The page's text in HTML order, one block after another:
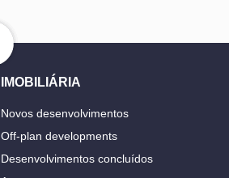
IMOBILIÁRIA
Novos desenvolvimentos
Off-plan developments
Desenvolvimentos concluídos